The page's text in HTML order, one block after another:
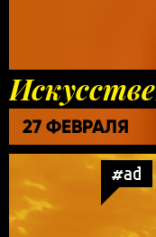
27 ФЕВРАЛЯ
#ad